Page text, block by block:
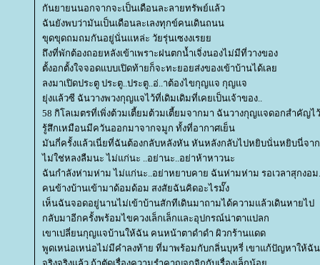
กันยายนนอกจากจะเป็นเดือนละลายทรัพย์แล้ว
ฉันยังพบว่ามันเป็นเดือนละเลงทุกข์คนเดินถนน
ขุดขุดถมถมกันอยู่นั่นแหล่ะ วัยรุ่นเซงงเร
ถึงที่พักต้องถอยหลังเข้าเพราะฝนตกน้ำเจิ่งนองไม่มีที่วางของ
ตั้งอกตั้งใจจอดแบบเปิดท้ายก็จะทะยอยส่งของเข้าบ้านได้เล
ลงมาเปิดประตู ประตู..ประตู..อ่..าต้องไขกุญแจ กุญแจ
ุ่งแล้วซี ฉันวางพวงกุญแจไว้ที่เดิมเดิมที่เคยเป็นเจ้าของ..
58 กิโลเมตรที่เพิ่งต้วมเตี้ยมต้วมเตี้ยมจากมา ฉันวางกุญแจดอกสำคัญ
รู้สึกเหมือนมีควันออกมาจากจมูก ทั้งที่อากาศเย็น
มันกี่ครั้งแล้วเนี่ยที่ฉันต้องกลับหลังหัน หันหลังกลับไปหยิบนั่นหยิบนี่จา
ไม่ใช่หลงลืมนะ ไม่แก่นะ ..อย่านะ..อย่าห้าหาวนะ
ฉันกำลังห่ามห่าม ไม่แก่นะ..อย่าหยาบคาย ฉันห่ามห่าม รอเวลาสุกงอ
คนข้างบ้านเข้ามาด้อมด้อม สงสัยฉันคิดอะไรมั๊ง
เห็นฉันจอดอยู่นานไม่เข้าบ้านสักทีเดินมาถามได้ความแล้วเดินหายไป
กลับมาอีกครั้งพร้อมไขควงเล็กเล็กและอุปกรณ์น่าตาแปลก
เขาเปลี่ยนกุญแจบ้านให้ฉัน คนหน้าตาดำดำ ผิวกร้านแดด
พูดเหน่อเหน่อไม่มีคำลงท้าย ที่มาพร้อมกับกลิ่นบุหรี่ เขาแก้ปัญหาให้ฉัน